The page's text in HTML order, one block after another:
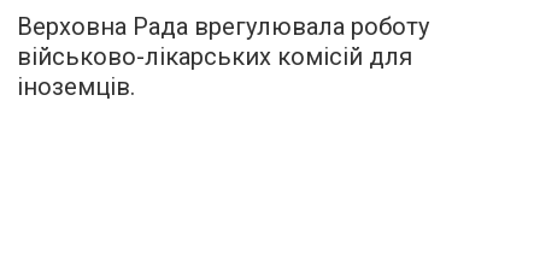
Верховна Рада врегулювала роботу
військово-лікарських комісій для
іноземців.